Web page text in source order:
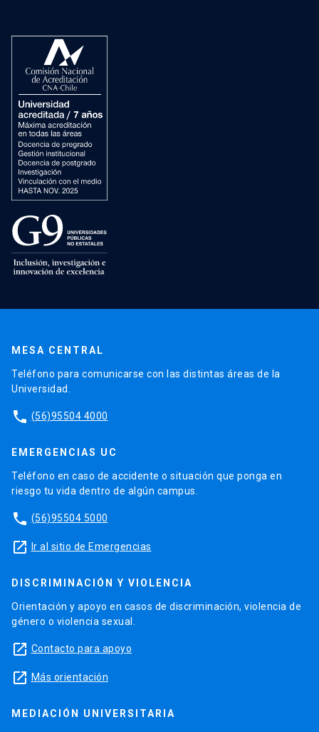
MESA CENTRAL
Teléfono para comunicarse con las distintas áreas de la
Universidad.
phone (56)95504 4000
EMERGENCIAS UC
Teléfono en caso de accidente o situación que ponga en
riesgo tu vida dentro de algún campus.
phone (56)95504 5000
launch Ir al sitio de Emergencias
DISCRIMINACIÓN Y VIOLENCIA
Orientación y apoyo en casos de discriminación, violencia de
género o violencia sexual.
launch Contacto para apoyo
launch Más orientación
MEDIACIÓN UNIVERSITARIA